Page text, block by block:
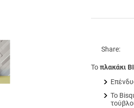
Share:
Τοπλακάκι
Το